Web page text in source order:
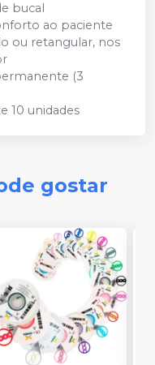
bucal
ao paciente
ou retangular, nos
(3
10 unidades
gostar